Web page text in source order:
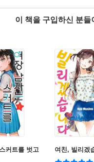
이 책을 구입하신 분
커트를 벗고
여친, 빌리겠